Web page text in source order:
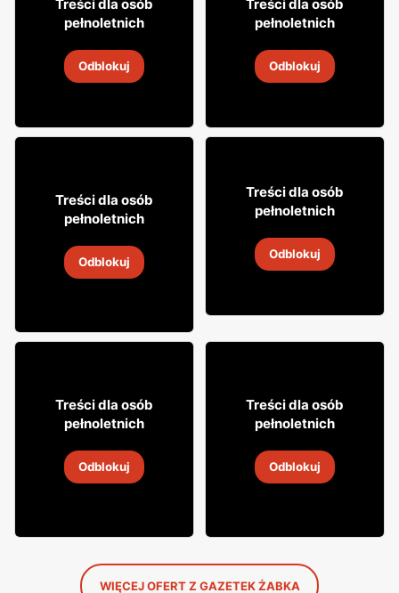
18 sie 2026
Treści dla osób
pełnoletnich
Odblokuj 18 sie 2026
Treści dla osób
pełnoletnich
Odblokuj
2999
Wódka Żołądkowa Gorzka
18 sie 2026
Treści dla osób
pełnoletnich
Odblokuj
1699
18 sie 2026
Treści dla osób
pełnoletnich
Odblokuj
49
Napój alkoholowy Soplica
18 sie 2026
Treści dla osób
pełnoletnich
Odblokuj
3199
Napój alkoholowy Soplica
18 sie 2026
Treści dla osób
pełnoletnich
Odblokuj
WIĘCEJ OFERT Z GAZETEK ŻABKA